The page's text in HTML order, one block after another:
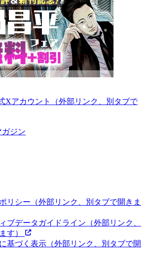
Xアカウント
（外部リンク、別タブで
ガジン
リシー （外部リンク、別タブで開きま
ブデータガイドライン （外部リンク、
す）
基づく表示 （外部リンク、別タブで開